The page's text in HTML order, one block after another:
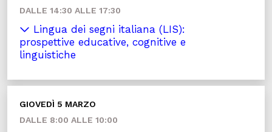
DALLE 14:30 ALLE 17:30
Lingua dei segni italiana (LIS):
prospettive educative, cognitive e
linguistiche
GIOVEDÌ 5 MARZO
DALLE 8:00 ALLE 10:00